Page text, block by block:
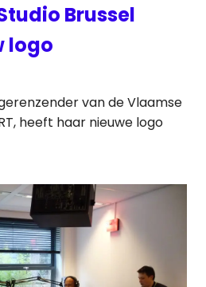
Brussel
logo
van de Vlaamse
heeft haar nieuwe logo